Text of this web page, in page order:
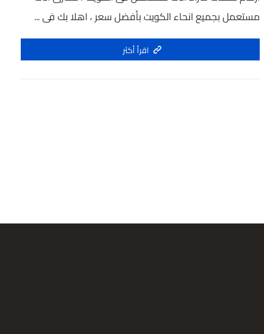
مستعمل بجميع انحاء الكويت بأفضل سعر ، اهلا بك فى ...
اقرأ أكثر